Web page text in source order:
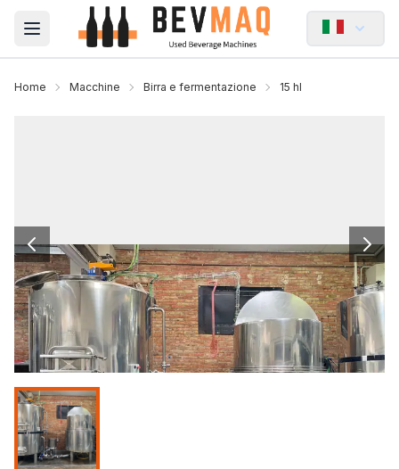
Open main menu
Home Macchine Birra e fermentazione 15 hl